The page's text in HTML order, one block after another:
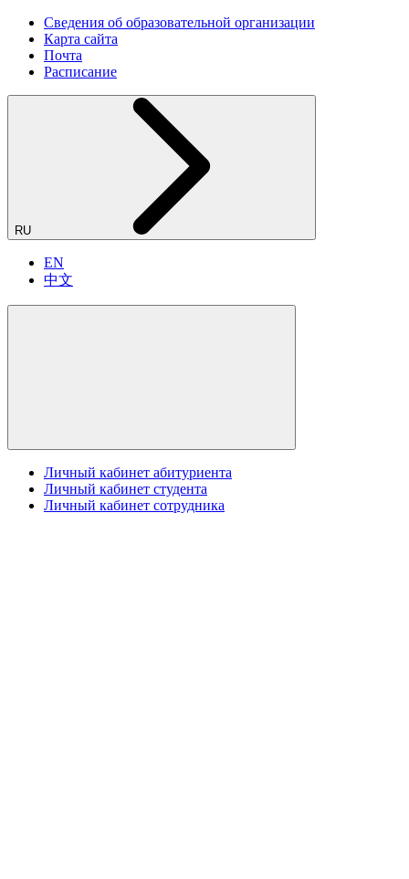
Сведения об образовательной организации
Карта сайта
Почта
Расписание
RU
EN
中文
Личный кабинет абитуриента
Личный кабинет студента
Личный кабинет сотрудника